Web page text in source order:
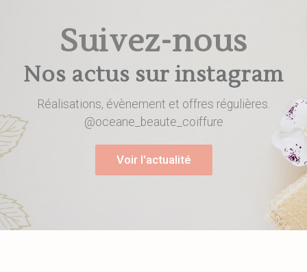
Suivez-nous
Nos actus sur instagram
Réalisations, évènement et offres régulières.
@oceane_beaute_coiffure
Voir l'actualité